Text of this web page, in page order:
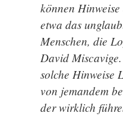
können
etwa das
Menschen, die
David
solche Hinweise
von jemandem
der wirklich